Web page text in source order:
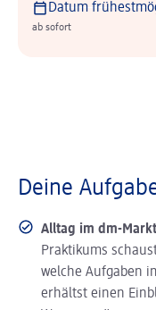
Datum
ab sofort
Deine
Alltag im dm-
Praktikums
welche Aufgaben
erhältst einen